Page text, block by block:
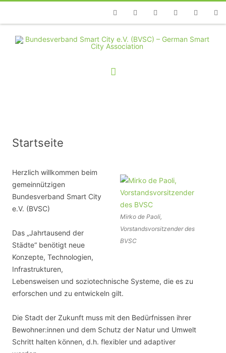
TelefonFacebookTwitterYoutubeInstagramLinkedin
Startseite
Mirko de Paoli,
Vorstandsvorsitzender des
BVSC
Herzlich willkommen beim
gemeinnützigen
Bundesverband Smart City
e.V. (BVSC)
Das „Jahrtausend der
Städte“ benötigt neue
Konzepte, Technologien,
Infrastrukturen,
Lebensweisen und soziotechnische Systeme, die es zu
erforschen und zu entwickeln gilt.
Die Stadt der Zukunft muss mit den Bedürfnissen ihrer
Bewohner:innen und dem Schutz der Natur und Umwelt
Schritt halten können, d.h. flexibler und adaptiver